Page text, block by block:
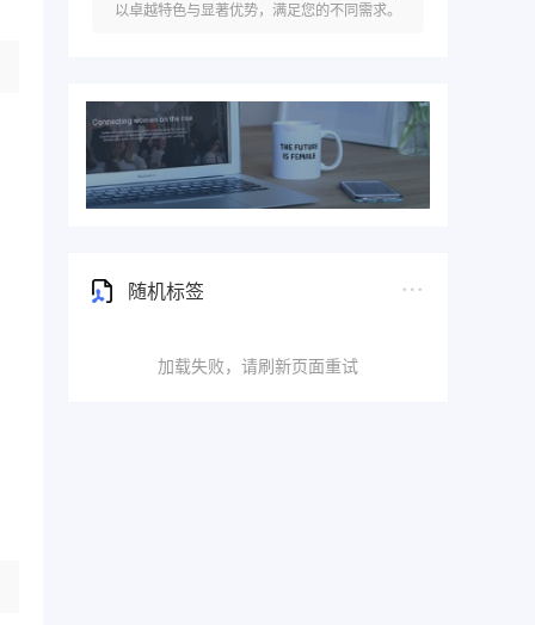
以卓越特色与显著优势，满足您的不同需求。
随机标签
加载失败，请刷新页面重试